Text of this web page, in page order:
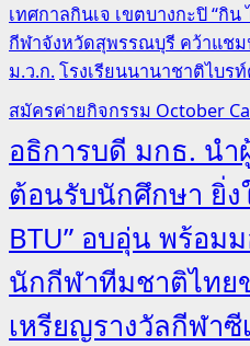
เทศกาลกินเจ เขตบางกะปิ “กิ
กีฬาจังหวัดสุพรรณบุรี คว้าแช
ม.ว.ก.โรงเรียนนานาชาติไบร
สมัครค่ายกิจกรรม October
อธิการบดี มกธ. น
ต้อนรับนักศึกษา ยิ่ง
BTU” อบอุ่น พร้อม
นักกีฬาทีมชาติไทย
เหรียญรางวัลกีฬา